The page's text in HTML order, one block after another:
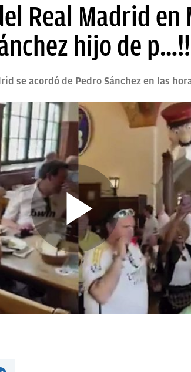
Real Madrid
hijo de
se acordó de Pedro Sánchez en las